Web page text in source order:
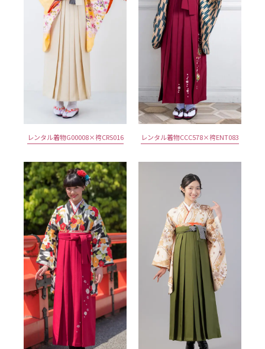
レンタル着物G00008×袴CRS016 レンタル着物CCC578×袴ENT083